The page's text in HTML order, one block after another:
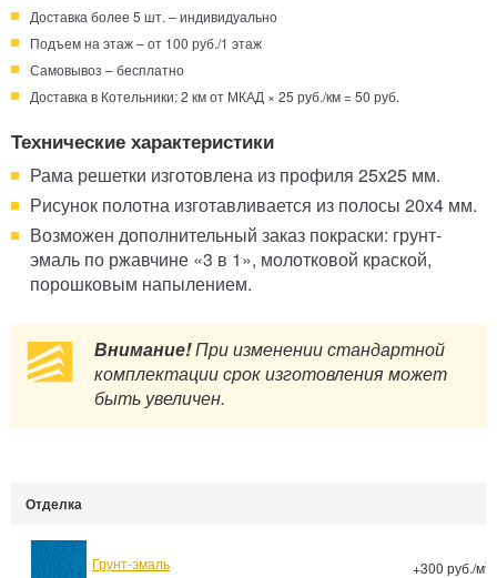
Доставка более 5 шт. – индивидуально
Подъем на этаж – от 100 руб./1 этаж
Самовывоз – бесплатно
Доставка в Котельники: 2 км от МКАД × 25 руб./км = 50 руб.
Технические характеристики
Рама решетки изготовлена из профиля 25x25 мм.
Рисунок полотна изготавливается из полосы 20х4 мм.
Возможен дополнительный заказ покраски: грунт-
эмаль по ржавчине «3 в 1», молотковой краской,
порошковым напылением.
Внимание!При изменении стандартной
комплектации срок изготовления может
быть увеличен.
Отделка
Грунт-эмаль +300 руб./м2